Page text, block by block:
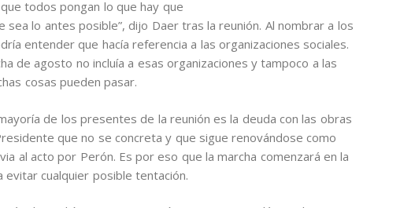
todos pongan lo que hay que
sea lo antes posible”, dijo Daer tras la reunión. Al nombrar a los
entender que hacía referencia a las organizaciones sociales.
de agosto no incluía a esas organizaciones y tampoco a las
cosas pueden pasar.
de los presentes de la reunión es la deuda con las obras
que no se concreta y que sigue renovándose como
al acto por Perón. Es por eso que la marcha comenzará en la
cualquier posible tentación.